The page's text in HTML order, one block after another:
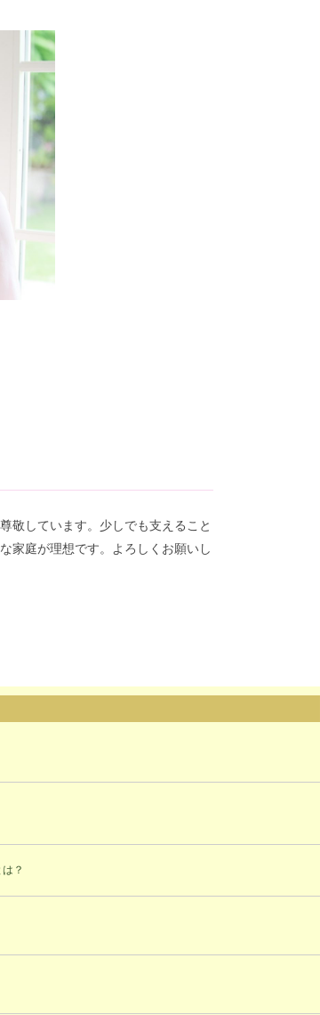
敬しています。少しでも支えること
家庭が理想です。よろしくお願いし
？